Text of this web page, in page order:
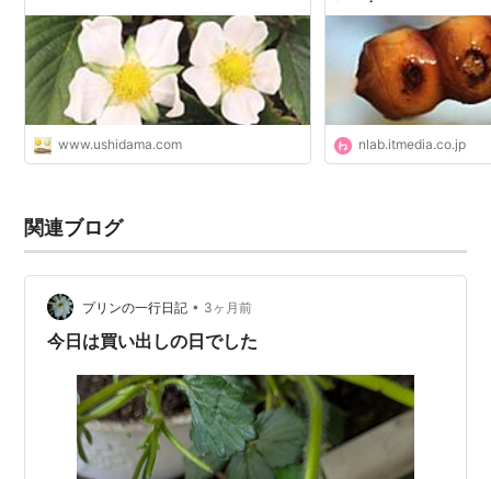
www.ushidama.com nlab.itmedia.co.jp
関連ブログ
プリンの一行日記 • 3ヶ月前
今日は買い出しの日でした